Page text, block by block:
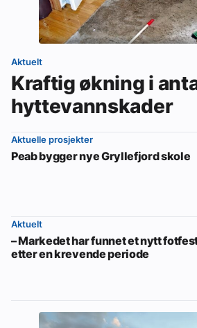
Aktuelt
Kraftig økning i
hyttevannskader
Aktuelle prosjekter
Peab bygger nye Gryllefjord skole
Aktuelt
– Markedet har funnet et nytt
etter en krevende periode